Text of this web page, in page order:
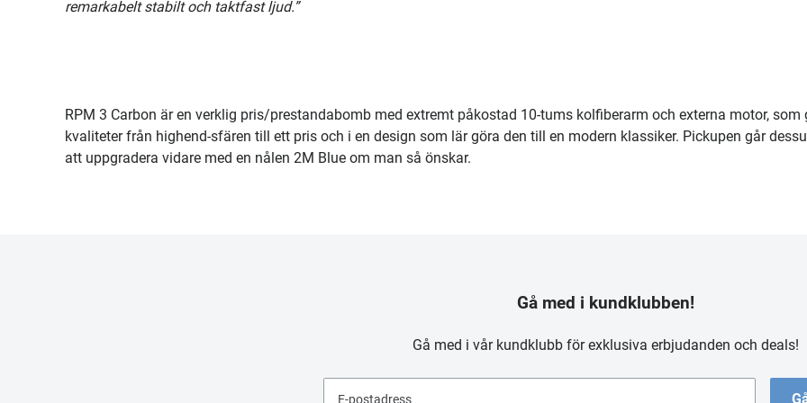
remarkabelt stabilt och taktfast ljud.”
RPM 3 Carbon är en verklig pris/prestandabomb med extremt påkostad 10-tums kolfiberarm och externa motor, som
kvaliteter från highend-sfären till ett pris och i en design som lär göra den till en modern klassiker. Pickupen går
att uppgradera vidare med en nålen 2M Blue om man så önskar.
Gå med i kundklubben!
Gå med i vår kundklubb för exklusiva erbjudanden och deals!
E-postadress